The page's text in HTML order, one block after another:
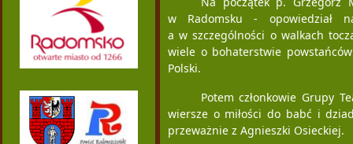
w Radomsku - opowiedział
a w szczególności o walkach
wiele o bohaterstwie
Polski.
Potem członkowie Grupy
wiersze o miłości do babć i
przeważnie z Agnieszki Osieckiej.